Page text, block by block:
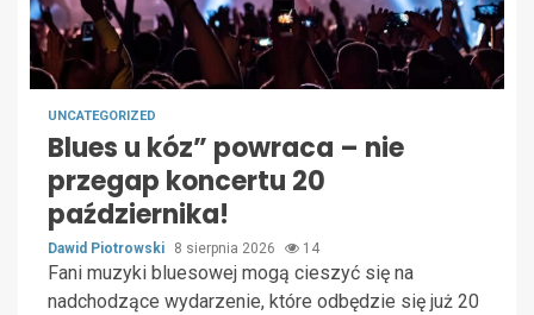
UNCATEGORIZED
Blues u kóz” powraca – nie
przegap koncertu 20
października!
Dawid Piotrowski 8 sierpnia 2026 14
Fani muzyki bluesowej mogą cieszyć się na
nadchodzące wydarzenie, które odbędzie się już 20